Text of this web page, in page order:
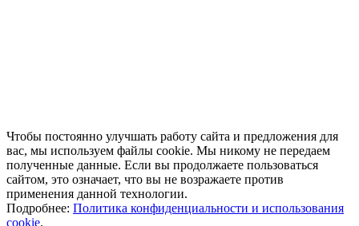
Чтобы постоянно улучшать работу сайта и предложения для
вас, мы используем файлы cookie. Мы никому не передаем
полученные данные. Если вы продолжаете пользоваться
сайтом, это означает, что вы не возражаете против
применения данной технологии.
Подробнее: Политика конфиденциальности и использования
cookie.